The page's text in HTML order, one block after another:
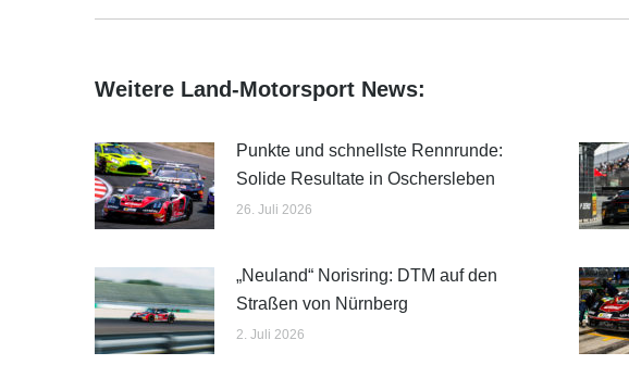
Weitere Land-Motorsport News:
Punkte und schnellste Rennrunde:
Solide Resultate in Oschersleben
26. Juli 2026
„Neuland“ Norisring: DTM auf den
Straßen von Nürnberg
2. Juli 2026